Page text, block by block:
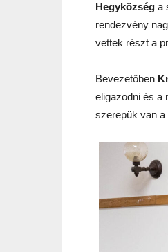
Hegyközség a
rendezvény
vettek részt a
Bevezetőben
eligazodni és a
szerepük van